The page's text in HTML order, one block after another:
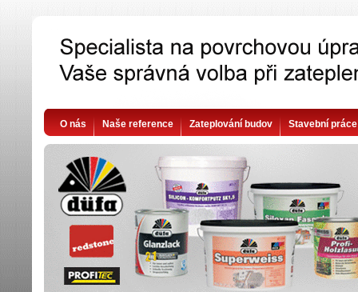
O nás Naše reference Zateplování budov Stavební práce